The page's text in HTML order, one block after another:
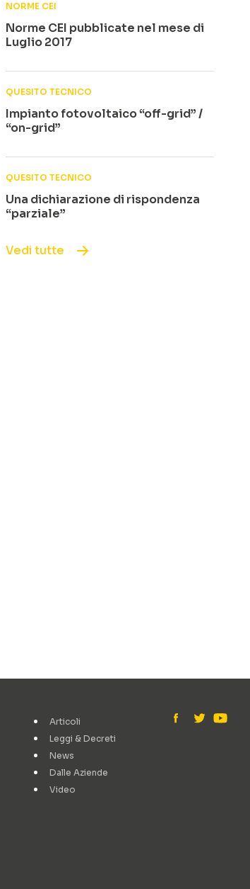
NORME CEI
Norme CEI pubblicate nel mese di
Luglio 2017
QUESITO TECNICO
Impianto fotovoltaico “off-grid” /
“on-grid”
QUESITO TECNICO
Una dichiarazione di rispondenza
“parziale”
Vedi tutte
Articoli
Leggi & Decreti
News
Dalle Aziende
Video